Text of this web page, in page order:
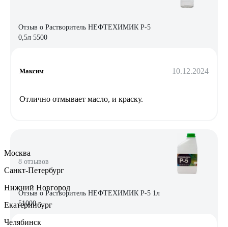
Отзыв о Растворитель НЕФТЕХИМИК Р-5
0,5л 5500
Максим 10.12.2024
Отлично отмывает масло, и краску.
8 отзывов
Отзыв о Растворитель НЕФТЕХИМИК Р-5 1л
51000
Москва
Санкт-Петербург
Нижний Новгород
Екатеринбург
Челябинск